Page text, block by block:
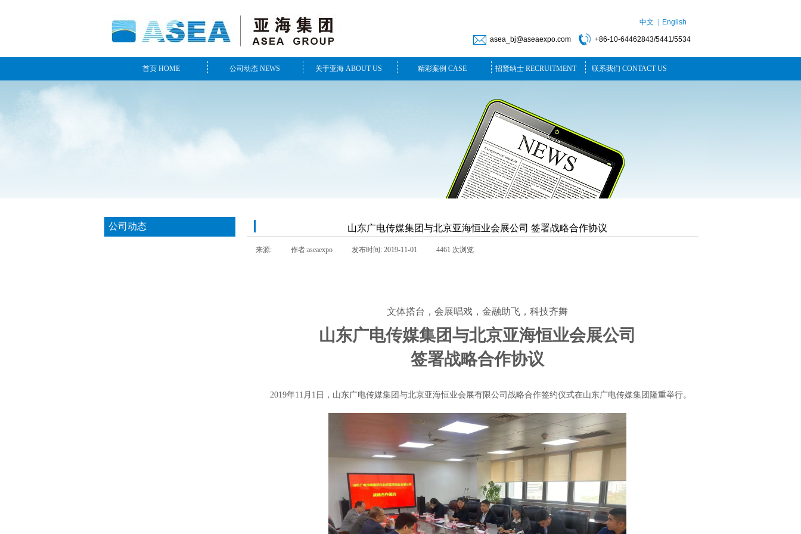
asea_bj@aseaexpo.com +86-10-64462843/5441/5534
首页 HOME 公司动态 NEWS 关于亚海 ABOUT US 精彩案例 CASE 招贤纳士 RECRUITMENT 联系我们 CONTACT US
中文 | English
山东广电传媒集团与北京亚海恒业会展公司 签署战略合作协议
来源: 作者:aseaexpo 发布时间: 2019-11-01 4461 次浏览
文体搭台，会展唱戏，金融助飞，科技齐舞
山东广电传媒集团与北京亚海恒业会展公司
签署战略合作协议
2019年11 月 1 日，山东广电传媒集团与北京亚海恒业会展有限公司战略合作签约仪式在山东广电传媒集团隆重举行。
公司动态